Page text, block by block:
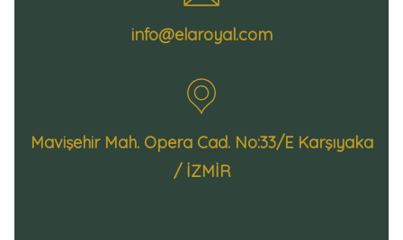
info@elaroyal.com
Mavişehir Mah. Opera Cad. No:33/E Karşıyaka
/ İZMİR